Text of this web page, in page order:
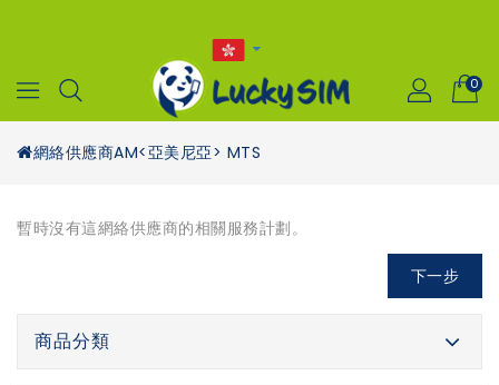
0
網絡供應商AM<亞美尼亞> MTS
暫時沒有這網絡供應商的相關服務計劃。
下一步
商品分類